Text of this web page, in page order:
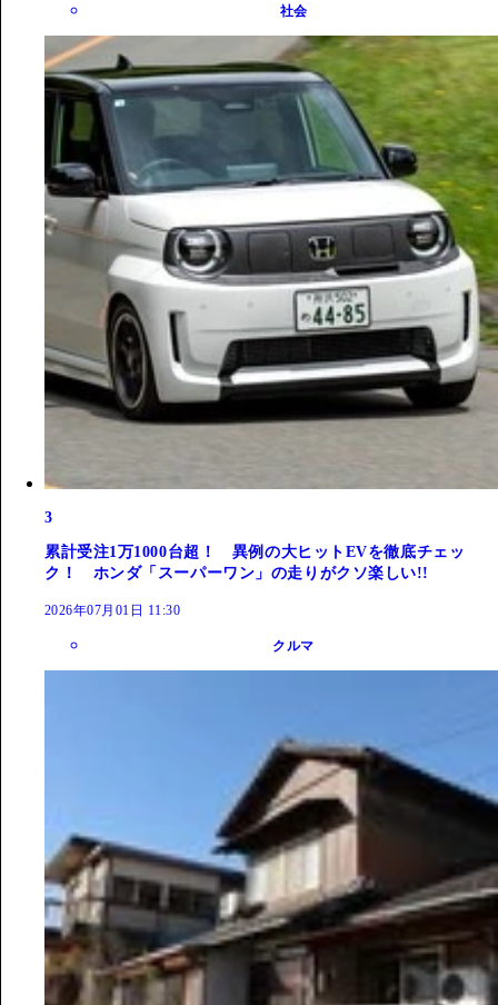
社会
3
累計受注1万1000台超！ 異例の大ヒットEVを徹底チェッ
ク！ ホンダ「スーパーワン」の走りがクソ楽しい!!
2026年07月01日 11:30
クルマ